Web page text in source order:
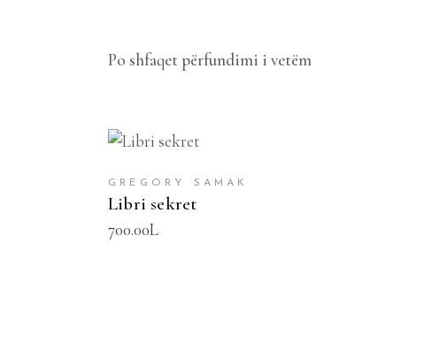
Po shfaqet përfundimi i vetëm
GREGORY SAMAK
Libri sekret
700.00L